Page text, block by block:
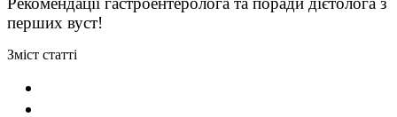
перших вуст!
Зміст статті